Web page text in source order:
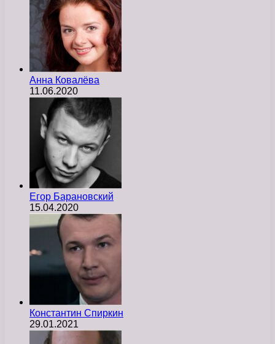
Анна Ковалёва
11.06.2020
Егор Барановский
15.04.2020
Константин Спиркин
29.01.2021